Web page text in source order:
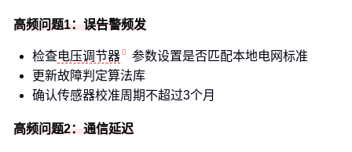
高频问题1：误告警频发
检查电压调节器
参数设置是否匹配本地电网标准
更新故障判定算法库
确认传感器校准周期不超过3个月
高频问题2：通信延迟